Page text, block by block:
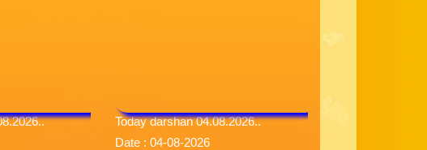
Today darshan 04.08.2026..
Date : 04-08-2026